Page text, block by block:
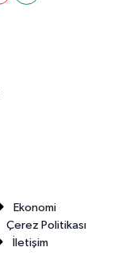
Ekonomi
Çerez Politikası
İletişim